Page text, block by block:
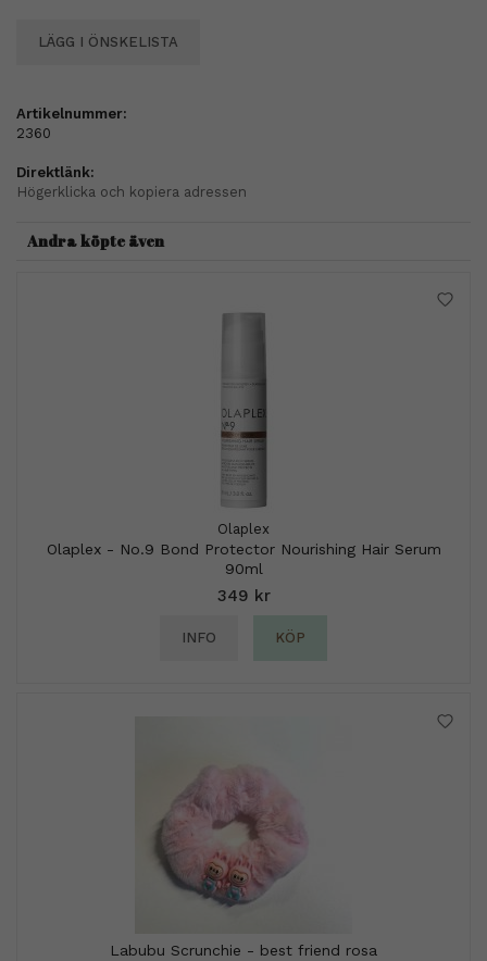
LÄGG I ÖNSKELISTA
Artikelnummer:
2360
Direktlänk:
Högerklicka och kopiera adressen
Andra köpte även
Olaplex
Olaplex - No.9 Bond Protector Nourishing Hair Serum
90ml
349 kr
INFO KÖP
Labubu Scrunchie - best friend rosa